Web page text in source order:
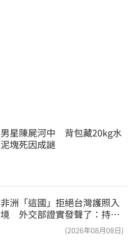
男星陳屍河中　背包藏20kg水
泥塊死因成謎
非洲「這國」拒絕台灣護照入
境 外交部證實發聲了：持續
(2026年08月08日)